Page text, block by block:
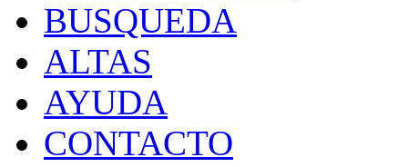
BUSQUEDA
ALTAS
AYUDA
CONTACTO